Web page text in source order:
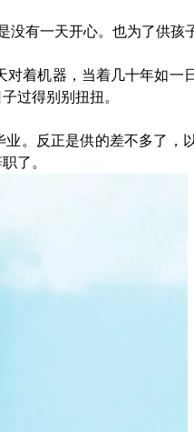
有一天开心。也为了供孩
着机器，当着几十年如一
过得别别扭扭。
。反正是供的差不多了，
了。